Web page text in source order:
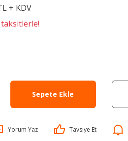
+ KDV
Sepete Ekle
Yorum Yaz Tavsiye Et